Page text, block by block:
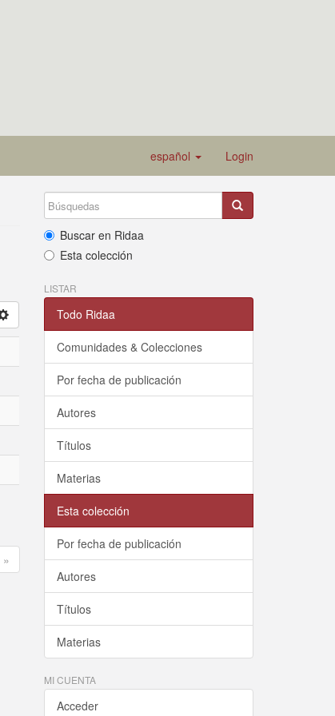
español Login
»
Buscar en Ridaa
Esta colección
LISTAR
Todo Ridaa
Comunidades & Colecciones
Por fecha de publicación
Autores
Títulos
Materias
Esta colección
Por fecha de publicación
Autores
Títulos
Materias
MI CUENTA
Acceder